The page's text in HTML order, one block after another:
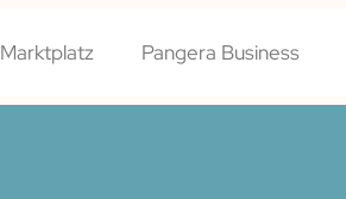
Marktplatz Pangera Business